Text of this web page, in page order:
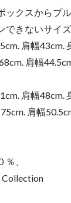
ックスからプ
できないサイ
肩幅43cm.
肩幅
肩幅48cm.
肩幅
、
Collection